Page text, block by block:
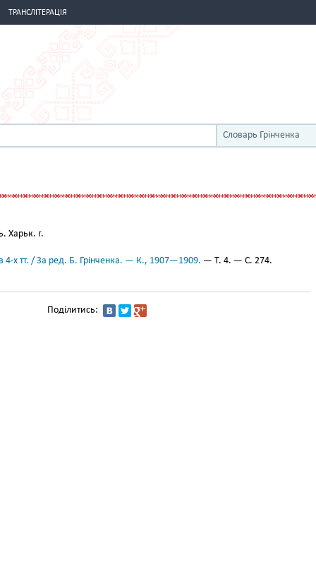
ТРАНСЛІТЕРАЦІЯ
Словарь Грінченка
Харьк. г.
4-х тт. / За ред. Б. Грінченка. — К., 1907—1909. — Т. 4. — С. 274.
Поділитись: